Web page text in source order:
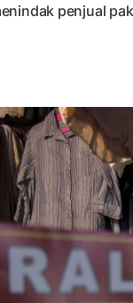
penjual